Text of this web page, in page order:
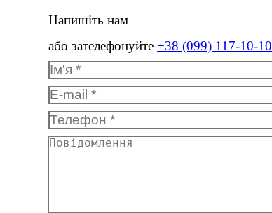
Напишіть нам
або зателефонуйте +38 (099) 117-10-10
Ім'я *
E-mail *
Телефон *
Повідомлення